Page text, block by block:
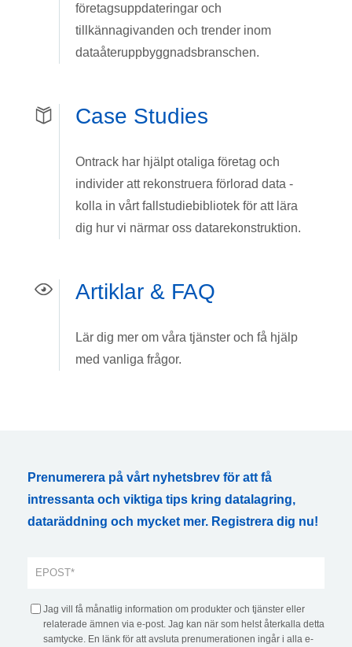
företagsuppdateringar och
tillkännagivanden och trender inom
dataåteruppbyggnadsbranschen.
Case Studies
Ontrack har hjälpt otaliga företag och
individer att rekonstruera förlorad data -
kolla in vårt fallstudiebibliotek för att lära
dig hur vi närmar oss datarekonstruktion.
Artiklar & FAQ
Lär dig mer om våra tjänster och få hjälp
med vanliga frågor.
Prenumerera på vårt nyhetsbrev för att få
intressanta och viktiga tips kring datalagring,
dataräddning och mycket mer. Registrera dig nu!
Jag vill få månatlig information om produkter och tjänster eller
relaterade ämnen via e-post. Jag kan när som helst återkalla detta
samtycke. En länk för att avsluta prenumerationen ingår i alla e-